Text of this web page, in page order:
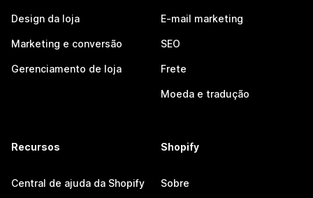
Design da loja
Marketing e conversão
Gerenciamento de loja
E-mail marketing
SEO
Frete
Moeda e tradução
Recursos
Central de ajuda da Shopify
Shopify
Sobre